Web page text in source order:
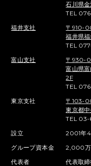
石川県
TEL
福井支社
〒910-
福井県
TEL
富山支社
〒930-
富山県
2F
TEL
東京支社
〒103-
東京都
TEL 03-
設立
2001年4
グループ資本金
2,000万
代表者
代表取